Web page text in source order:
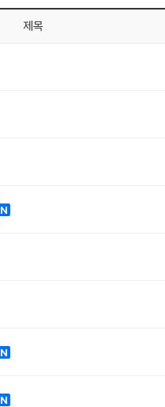
제목
N
N
N